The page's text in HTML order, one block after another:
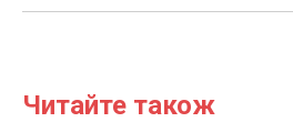
Читайте також